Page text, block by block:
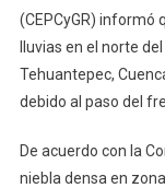
(CEPCyGR) informó
lluvias en el norte
Tehuantepec,
debido al paso del
De acuerdo con la
niebla densa en